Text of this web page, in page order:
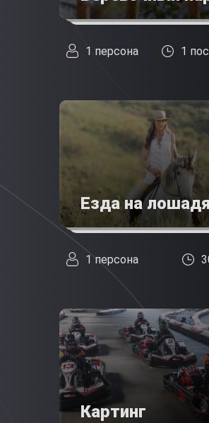
1 персона 1
Езда на
1 персона
Картинг